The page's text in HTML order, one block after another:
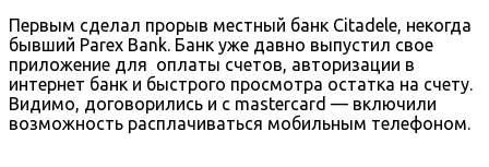
Первым сделал прорыв местный банк Citadele, некогда
бывший Parex Bank. Банк уже давно выпустил свое
приложение для оплаты счетов, авторизации в
интернет банк и быстрого просмотра остатка на счету.
Видимо, договорились и с mastercard — включили
возможность расплачиваться мобильным телефоном.